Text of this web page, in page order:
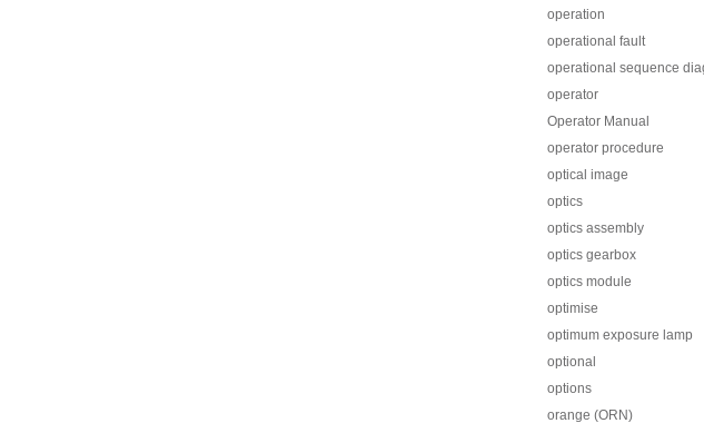
operation
operational fault
operational sequence
operator
Operator Manual
operator procedure
optical image
optics
optics assembly
optics gearbox
optics module
optimise
optimum exposure lamp
optional
options
orange (ORN)